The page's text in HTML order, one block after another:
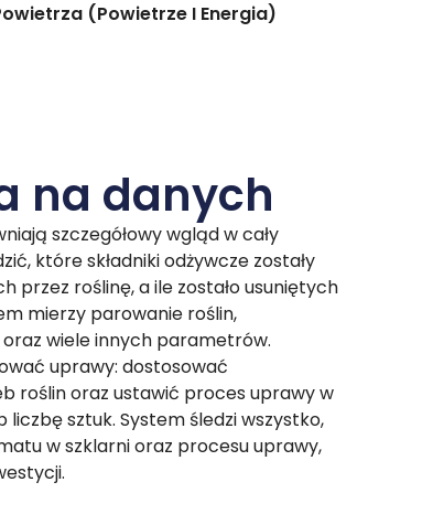
(powietrze I Energia)
na danych
szczegółowy wgląd w cały
które składniki odżywcze zostały
przez roślinę, a ile zostało usuniętych
mierzy parowanie roślin,
wiele innych parametrów.
uprawy: dostosować
roślin oraz ustawić proces uprawy w
sztuk. System śledzi wszystko,
w szklarni oraz procesu uprawy,